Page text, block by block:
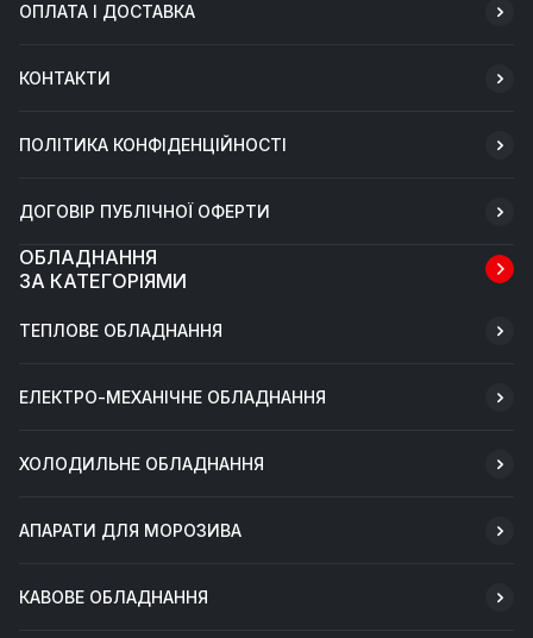
ОПЛАТА І ДОСТАВКА
КОНТАКТИ
ПОЛІТИКА КОНФІДЕНЦІЙНОСТІ
ДОГОВІР ПУБЛІЧНОЇ ОФЕРТИ
ОБЛАДНАННЯ
ЗА КАТЕГОРІЯМИ
ТЕПЛОВЕ ОБЛАДНАННЯ
ЕЛЕКТРО-МЕХАНІЧНЕ ОБЛАДНАННЯ
ХОЛОДИЛЬНЕ ОБЛАДНАННЯ
АПАРАТИ ДЛЯ МОРОЗИВА
КАВОВЕ ОБЛАДНАННЯ